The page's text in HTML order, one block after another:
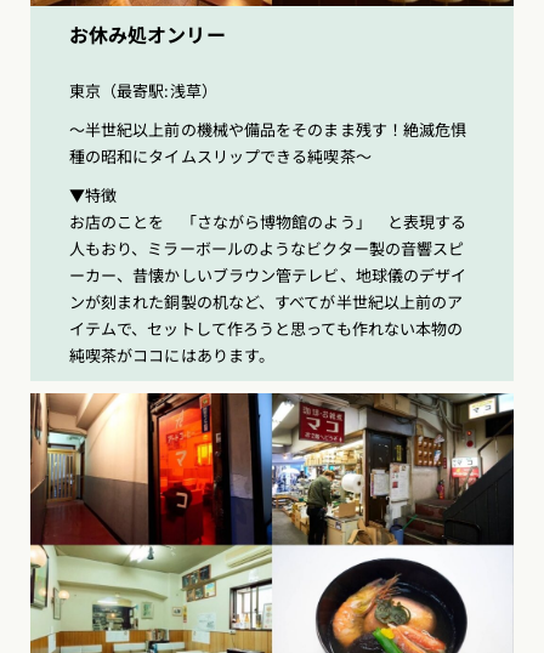
お休み処オンリー
東京（最寄駅:浅草）
〜半世紀以上前の機械や備品をそのまま残す！絶滅危惧
種の昭和にタイムスリップできる純喫茶〜
▼特徴
お店のことを 「さながら博物館のよう」 と表現する
人もおり、ミラーボールのようなビクター製の音響スピ
ーカー、昔懐かしいブラウン管テレビ、地球儀のデザイ
ンが刻まれた銅製の机など、すべてが半世紀以上前のア
イテムで、セットして作ろうと思っても作れない本物の
純喫茶がココにはあります。